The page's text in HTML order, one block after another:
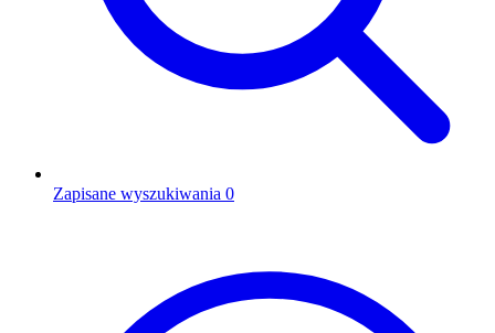
Zapisane wyszukiwania 0